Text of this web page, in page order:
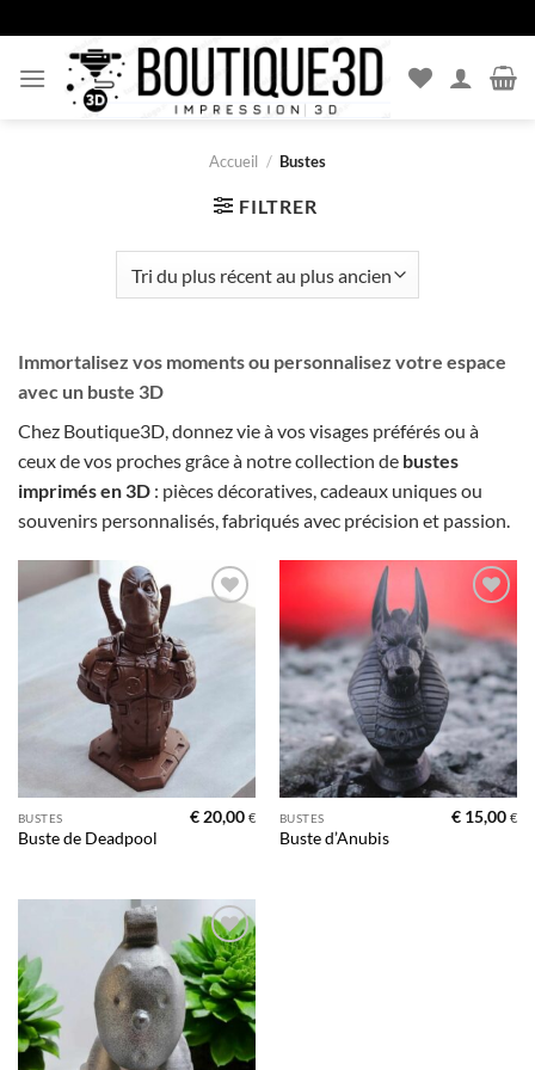
au
contenu
Accueil / Bustes
FILTRER
Immortalisez vos moments ou personnalisez votre espace
avec un buste 3D
Chez Boutique3D, donnez vie à vos visages préférés ou à
ceux de vos proches grâce à notre collection de bustes
imprimés en 3D : pièces décoratives, cadeaux uniques ou
souvenirs personnalisés, fabriqués avec précision et passion.
BUSTES
Buste de Deadpool
€ 20,00 €
à la liste
d’envies
BUSTES
Buste d’Anubis
€ 15,00 €
Ajouter
à la liste
d’envies